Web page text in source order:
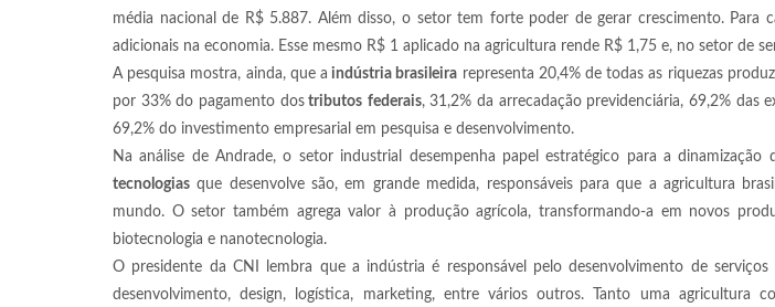
média nacional de R$ 5.887. Além disso, o setor tem forte poder de gerar crescimento. Para
adicionais na economia. Esse mesmo R$ 1 aplicado na agricultura rende R$ 1,75 e, no setor de
A pesquisa mostra, ainda, que a indústria brasileira representa 20,4% de todas as riquezas
por 33% do pagamento dostributos federais, 31,2% da arrecadação previdenciária, 69,2% das
69,2% do investimento empresarial em pesquisa e desenvolvimento.
Na análise de Andrade, o setor industrial desempenha papel estratégico para a dinamização
tecnologias que desenvolve são, em grande medida, responsáveis para que a agricultura
mundo. O setor também agrega valor à produção agrícola, transformando-a em novos
biotecnologia e nanotecnologia.
O presidente da CNI lembra que a indústria é responsável pelo desenvolvimento de
desenvolvimento, design, logística, marketing, entre vários outros. Tanto uma agricultura